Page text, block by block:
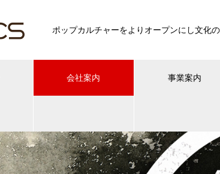
ポップカルチャーをよりオープンにし文化
会社案内 事業案内